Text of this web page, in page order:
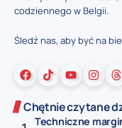
codziennego w Belgii.
Śledź nas, aby być na
Chętnie czytane
Techniczne